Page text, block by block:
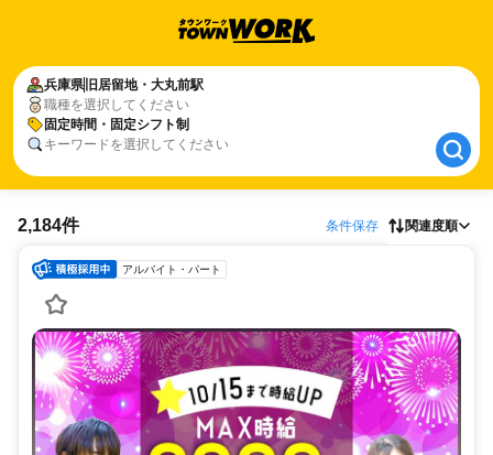
兵庫県 旧居留地・大丸前駅
職種を選択してください
固定時間・固定シフト制
キーワードを選択してください
兵庫県 旧居留地・大丸前駅
固定時間・固定シフト制
2,184件 条件保存 関連度順
アルバイト・パート